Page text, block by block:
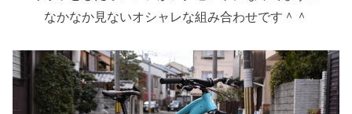
なかなか見ないオシャレな組み合わせです＾＾